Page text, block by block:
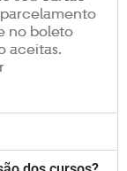
no boleto
aceitas.